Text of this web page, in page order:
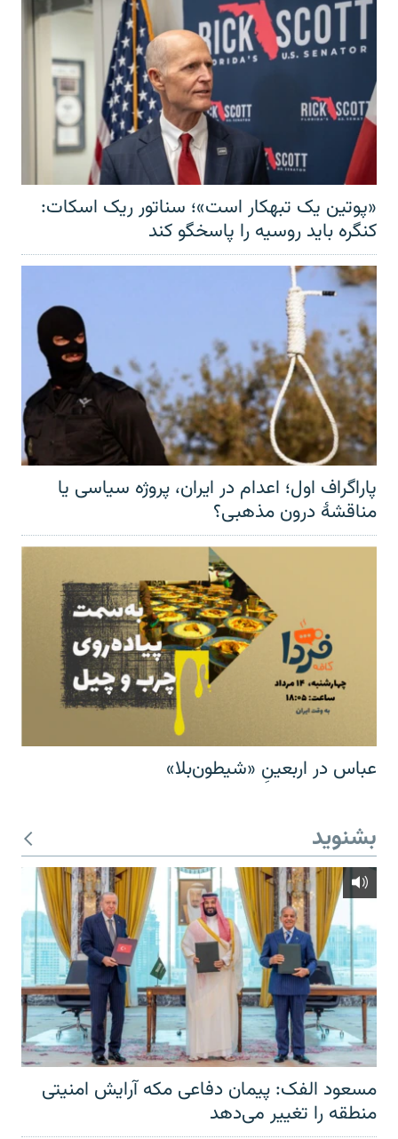
«پوتین یک تبهکار است»؛ سناتور ریک اسکات:
کنگره باید روسیه را پاسخگو کند
پاراگراف اول؛ اعدام در ایران، پروژه سیاسی یا
مناقشهٔ درون مذهبی؟
عباس در اربعینِ «شیطون‌بلا»
بشنوید
مسعود الفک: پیمان دفاعی مکه آرایش امنیتی
منطقه را تغییر می‌دهد